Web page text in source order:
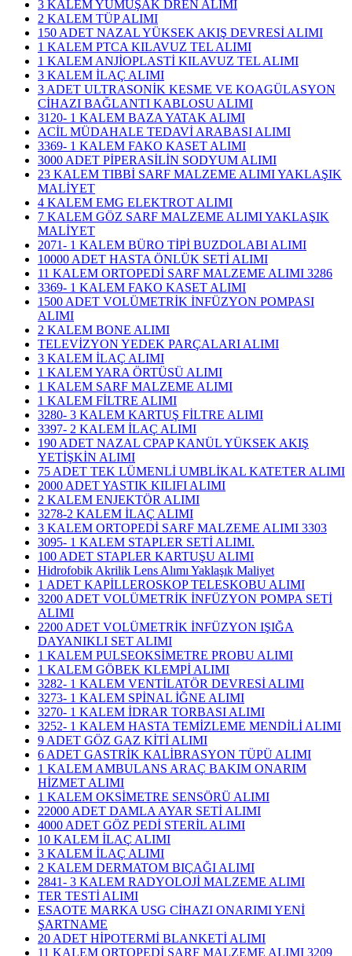
3 KALEM YUMUŞAK DREN ALIMI
2 KALEM TÜP ALIMI
150 ADET NAZAL YÜKSEK AKIŞ DEVRESİ ALIMI
1 KALEM PTCA KILAVUZ TEL ALIMI
1 KALEM ANJİOPLASTİ KILAVUZ TEL ALIMI
3 KALEM İLAÇ ALIMI
3 ADET ULTRASONİK KESME VE KOAGÜLASYON
CİHAZI BAĞLANTI KABLOSU ALIMI
3120- 1 KALEM BAZA YATAK ALIMI
ACİL MÜDAHALE TEDAVİ ARABASI ALIMI
3369- 1 KALEM FAKO KASET ALIMI
3000 ADET PİPERASİLİN SODYUM ALIMI
23 KALEM TIBBİ SARF MALZEME ALIMI YAKLAŞIK
MALİYET
4 KALEM EMG ELEKTROT ALIMI
7 KALEM GÖZ SARF MALZEME ALIMI YAKLAŞIK
MALİYET
2071- 1 KALEM BÜRO TİPİ BUZDOLABI ALIMI
10000 ADET HASTA ÖNLÜK SETİ ALIMI
11 KALEM ORTOPEDİ SARF MALZEME ALIMI 3286
3369- 1 KALEM FAKO KASET ALIMI
1500 ADET VOLÜMETRİK İNFÜZYON POMPASI
ALIMI
2 KALEM BONE ALIMI
TELEVİZYON YEDEK PARÇALARI ALIMI
3 KALEM İLAÇ ALIMI
1 KALEM YARA ÖRTÜSÜ ALIMI
1 KALEM SARF MALZEME ALIMI
1 KALEM FİLTRE ALIMI
3280- 3 KALEM KARTUŞ FİLTRE ALIMI
3397- 2 KALEM İLAÇ ALIMI
190 ADET NAZAL CPAP KANÜL YÜKSEK AKIŞ
YETİŞKİN ALIMI
75 ADET TEK LÜMENLİ UMBLİKAL KATETER ALIMI
2000 ADET YASTIK KILIFI ALIMI
2 KALEM ENJEKTÖR ALIMI
3278-2 KALEM İLAÇ ALIMI
3 KALEM ORTOPEDİ SARF MALZEME ALIMI 3303
3095- 1 KALEM STAPLER SETİ ALIMI.
100 ADET STAPLER KARTUŞU ALIMI
Hidrofobik Akrilik Lens Alımı Yaklaşık Maliyet
1 ADET KAPİLLEROSKOP TELESKOBU ALIMI
3200 ADET VOLÜMETRİK İNFÜZYON POMPA SETİ
ALIMI
2200 ADET VOLÜMETRİK İNFÜZYON IŞIĞA
DAYANIKLI SET ALIMI
1 KALEM PULSEOKSİMETRE PROBU ALIMI
1 KALEM GÖBEK KLEMPİ ALIMI
3282- 1 KALEM VENTİLATÖR DEVRESİ ALIMI
3273- 1 KALEM SPİNAL İĞNE ALIMI
3270- 1 KALEM İDRAR TORBASI ALIMI
3252- 1 KALEM HASTA TEMİZLEME MENDİLİ ALIMI
9 ADET GÖZ GAZ KİTİ ALIMI
6 ADET GASTRİK KALİBRASYON TÜPÜ ALIMI
1 KALEM AMBULANS ARAÇ BAKIM ONARIM
HİZMET ALIMI
1 KALEM OKSİMETRE SENSÖRÜ ALIMI
22000 ADET DAMLA AYAR SETİ ALIMI
4000 ADET GÖZ PEDİ STERİL ALIMI
10 KALEM İLAÇ ALIMI
3 KALEM İLAÇ ALIMI
2 KALEM DERMATOM BIÇAĞI ALIMI
2841- 3 KALEM RADYOLOJİ MALZEME ALIMI
TER TESTİ ALIMI
ESAOTE MARKA USG CİHAZI ONARIMI YENİ
ŞARTNAME
20 ADET HİPOTERMİ BLANKETİ ALIMI
11 KALEM ORTOPEDİ SARF MALZEME ALIMI 3209